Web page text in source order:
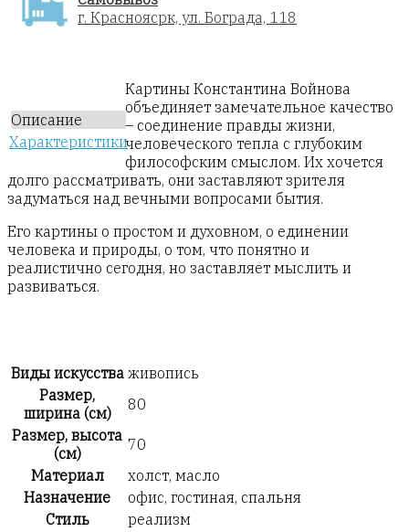
г. Красноясрк, ул. Бограда, 118
Описание
Характеристики
Картины Константина Войнова
объединяет замечательное качество
– соединение правды жизни,
человеческого тепла с глубоким
философским смыслом. Их хочется
долго рассматривать, они заставляют зрителя
задуматься над вечными вопросами бытия.
Его картины о простом и духовном, о единении
человека и природы, о том, что понятно и
реалистично сегодня, но заставляет мыслить и
развиваться.
Виды искусства живопись
Размер,
ширина (см)
80
Размер, высота
(см)
70
Материал
холст, масло
Назначение
офис, гостиная, спальня
Стиль
реализм